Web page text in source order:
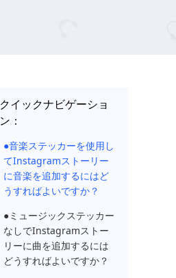
クイックナビゲーショ
ン：
●音楽ステッカーを使用し
てInstagramストーリー
に音楽を追加するにはど
うすればよいですか？
●ミュージックステッカー
なしでInstagramストー
リーに曲を追加するには
どうすればよいですか？